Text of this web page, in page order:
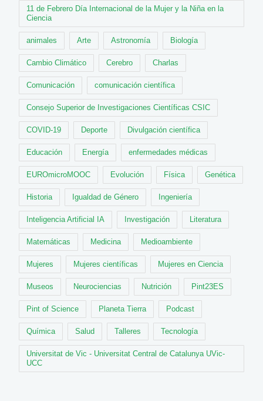
11 de Febrero Día Internacional de la Mujer y la Niña en la
Ciencia
animales Arte Astronomía Biología
Cambio Climático Cerebro Charlas
Comunicación comunicación científica
Consejo Superior de Investigaciones Científicas CSIC
COVID-19 Deporte Divulgación científica
Educación Energía enfermedades médicas
EUROmicroMOOC Evolución Física Genética
Historia Igualdad de Género Ingeniería
Inteligencia Artificial IA Investigación Literatura
Matemáticas Medicina Medioambiente
Mujeres Mujeres científicas Mujeres en Ciencia
Museos Neurociencias Nutrición Pint23ES
Pint of Science Planeta Tierra Podcast
Química Salud Talleres Tecnología
Universitat de Vic - Universitat Central de Catalunya UVic-
UCC